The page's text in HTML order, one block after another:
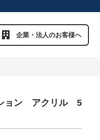
企業・法人のお客様へ
ョン アクリル 5